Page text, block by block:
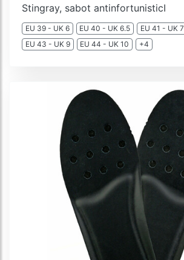
Stingray, sabot antinfortunisticI
EU 39 - UK 6 EU 40 - UK 6.5 EU 41 - UK 7
EU 43 - UK 9
EU 44 - UK 10 +4